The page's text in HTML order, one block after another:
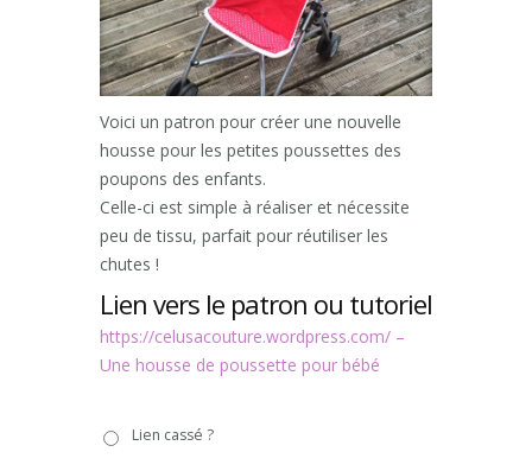
Voici un patron pour créer une nouvelle
housse pour les petites poussettes des
poupons des enfants.
Celle-ci est simple à réaliser et nécessite
peu de tissu, parfait pour réutiliser les
chutes !
Lien vers le patron ou tutoriel
https://celusacouture.wordpress.com/ –
Une housse de poussette pour bébé
casséLien cassé ?